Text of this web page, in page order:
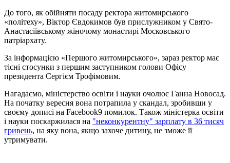
До того, як обійняти посаду ректора житомирського
«політеху», Віктор Євдокимов був прислужником у Свято-
Анастасіївському жіночому монастирі Московського
патріархату.
За інформацією «Першого житомирського», зараз ректор має
тісні стосунки з першим заступником голови Офісу
президента Сергієм Трофімовим.
Нагадаємо, міністерство освіти і науки очолює Ганна Новосад.
На початку вересня вона потрапила у скандал, зробивши у
своєму дописі на Facebook9 помилок. Також міністерка освіти
і науки поскаржилася на "неконкурентну" зарплату в 36 тисяч
гривень, на яку вона, якщо захоче дитину, не зможе її
утримувати.